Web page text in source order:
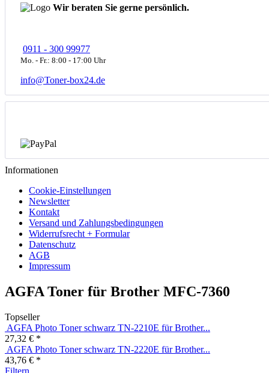
Wir beraten Sie gerne persönlich.
0911 - 300 99977
Mo. - Fr.: 8:00 - 17:00 Uhr
info@Toner-box24.de
Informationen
Cookie-Einstellungen
Newsletter
Kontakt
Versand und Zahlungsbedingungen
Widerrufsrecht + Formular
Datenschutz
AGB
Impressum
AGFA Toner für Brother MFC-7360
Topseller
AGFA Photo Toner schwarz TN-2210E für Brother...
27,32 € *
AGFA Photo Toner schwarz TN-2220E für Brother...
43,76 € *
Filtern